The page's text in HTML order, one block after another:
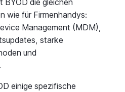
BYOD die gleichen
wie für Firmenhandys:
Management (MDM),
starke
und
einige spezifische